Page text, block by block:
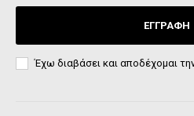
ΕΓΓΡΑΦΉ
Έχω διαβάσει και αποδέχομαι